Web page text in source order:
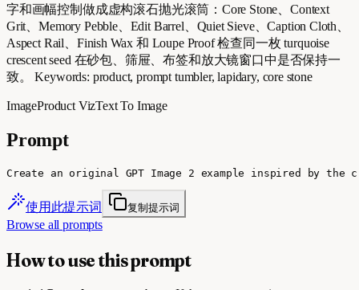
字和画幅控制做成虚构滚石抛光滚筒：Core Stone、Context
Grit、Memory Pebble、Edit Barrel、Quiet Sieve、Caption Cloth、
Aspect Rail、Finish Wax 和 Loupe Proof 检查同一枚 turquoise
crescent seed 在砂包、筛屉、布签和放大镜窗口中是否保持一
致。 Keywords: product, prompt tumbler, lapidary, core stone
ImageProduct VizText To Image
Prompt
Create an original GPT Image 2 example inspired by
使用此提示词 复制提示词
Browse all prompts
How to use this prompt